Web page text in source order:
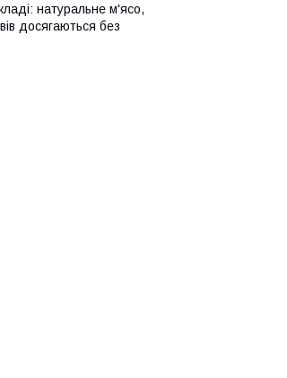
натуральне м'ясо,
досягаються без